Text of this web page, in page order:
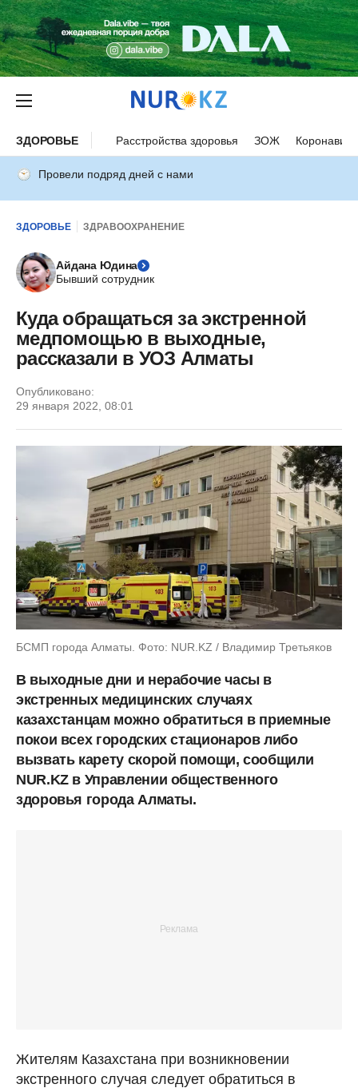
ЗДОРОВЬЕ Расстройства здоровья ЗОЖ
Провели подряд дней с нами
ЗДОРОВЬЕ ЗДРАВООХРАНЕНИЕ
Айдана Юдина
Бывший сотрудник
Куда обращаться за экстренной
медпомощью в выходные,
рассказали в УОЗ Алматы
Опубликовано:
29 января 2022, 08:01
БСМП города Алматы. Фото: NUR.KZ / Владимир Третьяков
В выходные дни и нерабочие часы в
экстренных медицинских случаях
казахстанцам можно обратиться в приемные
покои всех городских стационаров либо
вызвать карету скорой помощи, сообщили
NUR.KZ в Управлении общественного
здоровья города Алматы.
Жителям Казахстана при возникновении
экстренного случая следует обратиться в